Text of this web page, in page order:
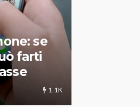
se
farti
1.1K